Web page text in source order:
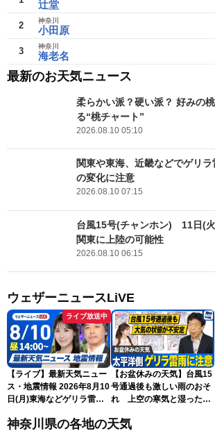
辻堂
2 小田原
神奈川
3 海老名
神奈川
最新のお天気ニュース
柔らかい派？硬い派？ 好みの
る“桃チャート”
2026.08.10 05:10
関東や東海、近畿などでゲリ
の変化に注意
2026.08.10 07:15
台風15号(チャンホン) 11日(
関東に上陸の可能性
2026.08.10 06:15
ウェザーニュースLiVE
ライブ放送中
【ライブ】最新天気ニュー
ス・地震情報 2026年8月10
日(月)東海などゲリラ雷雨
台風対策を〈ウェザーニュ
【お盆休みの天気】台風15
号通過後も激しい雨のおそ
れ 上空の寒気と湿った空
神奈川県の各地の天気